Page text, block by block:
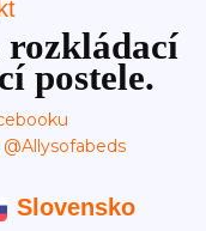
rozkládací
postele.
Slovensko